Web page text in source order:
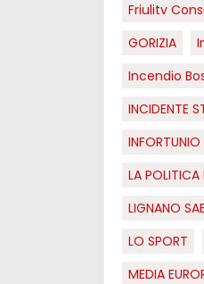
Friulitv
GORIZIA
Incendio
INCIDENTE
LA POLITICA
LIGNANO
LO SPORT
MEDIA